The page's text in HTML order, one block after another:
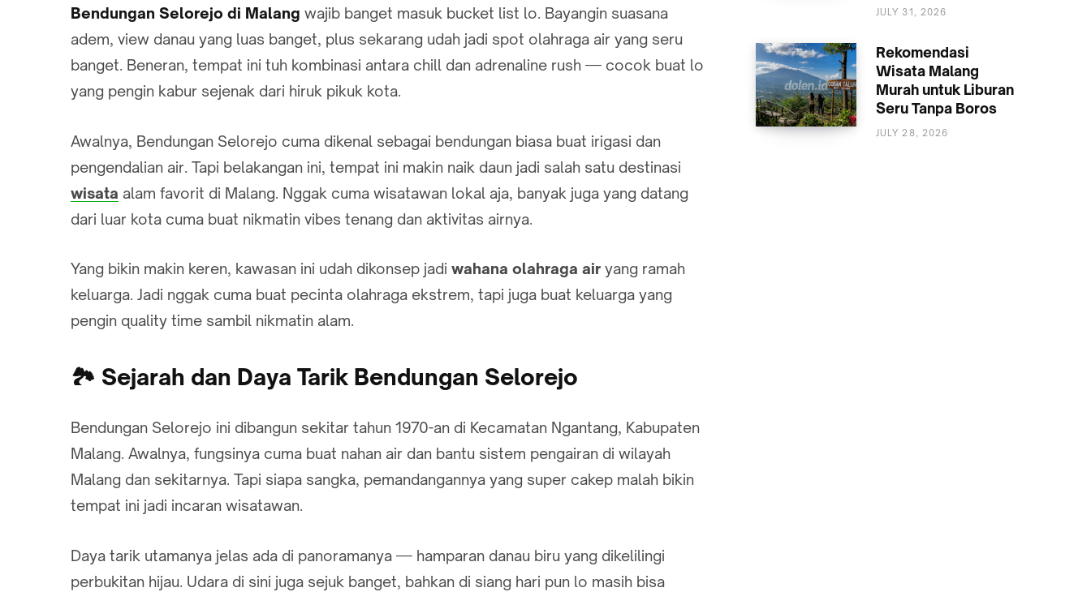
Bendungan Selorejo di Malang wajib banget masuk bucket list lo. Bayangin suasana
adem, view danau yang luas banget, plus sekarang udah jadi spot olahraga air yang seru
banget. Beneran, tempat ini tuh kombinasi antara chill dan adrenaline rush — cocok buat lo
yang pengin kabur sejenak dari hiruk pikuk kota.
Awalnya, Bendungan Selorejo cuma dikenal sebagai bendungan biasa buat irigasi dan
pengendalian air. Tapi belakangan ini, tempat ini makin naik daun jadi salah satu destinasi
wisata alam favorit di Malang. Nggak cuma wisatawan lokal aja, banyak juga yang datang
dari luar kota cuma buat nikmatin vibes tenang dan aktivitas airnya.
Yang bikin makin keren, kawasan ini udah dikonsep jadi wahana olahraga air yang ramah
keluarga. Jadi nggak cuma buat pecinta olahraga ekstrem, tapi juga buat keluarga yang
pengin quality time sambil nikmatin alam.
🏞️ Sejarah dan Daya Tarik Bendungan Selorejo
Bendungan Selorejo ini dibangun sekitar tahun 1970-an di Kecamatan Ngantang, Kabupaten
Malang. Awalnya, fungsinya cuma buat nahan air dan bantu sistem pengairan di wilayah
Malang dan sekitarnya. Tapi siapa sangka, pemandangannya yang super cakep malah bikin
tempat ini jadi incaran wisatawan.
Daya tarik utamanya jelas ada di panoramanya — hamparan danau biru yang dikelilingi
perbukitan hijau. Udara di sini juga sejuk banget, bahkan di siang hari pun lo masih bisa
JULY 31, 2026
Rekomendasi
Wisata Malang
Murah untuk Liburan
Seru Tanpa Boros
JULY 28, 2026